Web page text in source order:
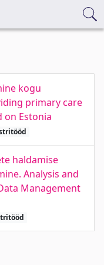
kogu
primary care
Estonia
haldamise
Analysis and
Management